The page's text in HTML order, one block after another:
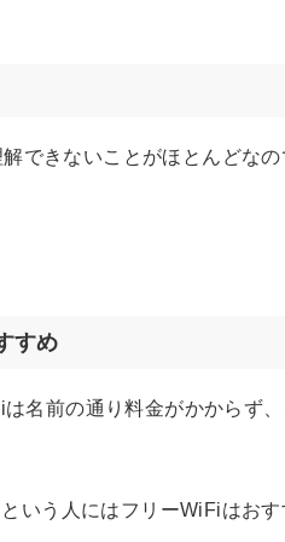
できないことがほとんどなの
すめ
名前の通り料金がかからず
う人にはフリーWiFiはおす